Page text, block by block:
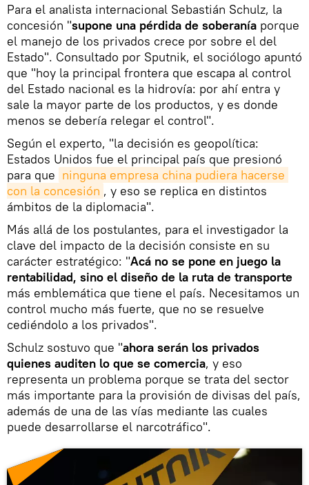
Para el analista internacional Sebastián Schulz, la
concesión "supone una pérdida de soberanía porque
el manejo de los privados crece por sobre el del
Estado". Consultado por Sputnik, el sociólogo apuntó
que "hoy la principal frontera que escapa al control
del Estado nacional es la hidrovía: por ahí entra y
sale la mayor parte de los productos, y es donde
menos se debería relegar el control".
Según el experto, "la decisión es geopolítica:
Estados Unidos fue el principal país que presionó
para que ninguna empresa china pudiera hacerse
con la concesión , y eso se replica en distintos
ámbitos de la diplomacia".
Más allá de los postulantes, para el investigador la
clave del impacto de la decisión consiste en su
carácter estratégico: "Acá no se pone en juego la
rentabilidad, sino el diseño de la ruta de transporte
más emblemática que tiene el país. Necesitamos un
control mucho más fuerte, que no se resuelve
cediéndolo a los privados".
Schulz sostuvo que "ahora serán los privados
quienes auditen lo que se comercia, y eso
representa un problema porque se trata del sector
más importante para la provisión de divisas del país,
además de una de las vías mediante las cuales
puede desarrollarse el narcotráfico".